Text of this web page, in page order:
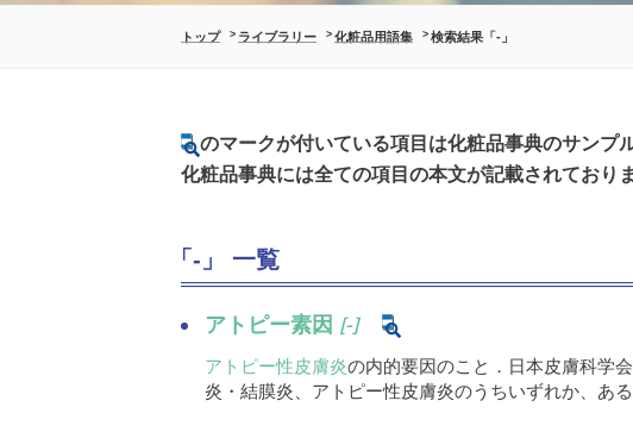
トップ ライブラリー 化粧品用語集 検索結果「-」
のマークが付いている項目は化粧品事典のサンプ
化粧品事典には全ての項目の本文が記載されておりま
「-」 一覧
アトピー素因 [-]
アトピー性皮膚炎の内的要因のこと．日本皮膚科学
炎・結膜炎、アトピー性皮膚炎のうちいずれか、あ